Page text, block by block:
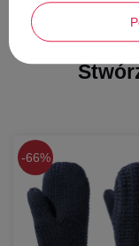
osłonę nadgarstków
pozwala na szybkie
Praktyczne dodatki:
Ekologiczny wybór:
stworzona z myślą o
66%